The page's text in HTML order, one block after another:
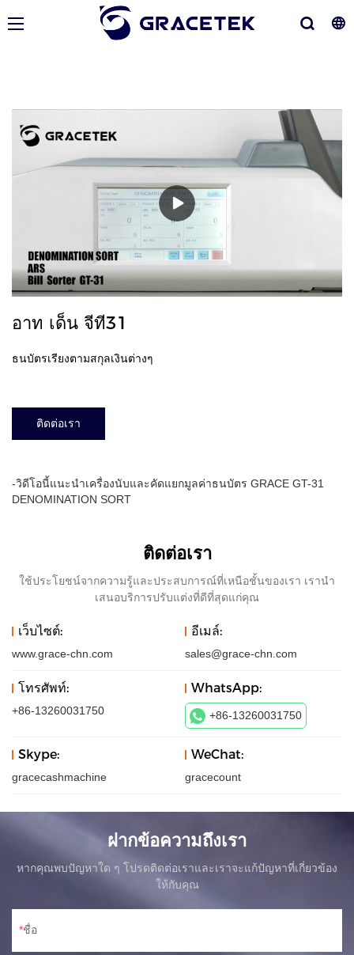
อาท เด็น จีที31
ธนบัตรเรียงตามสกุลเงินต่างๆ
ติดต่อเรา
-วิดีโอนี้แนะนำเครื่องนับและคัดแยกมูลค่าธนบัตร GRACE GT-31
DENOMINATION SORT
ติดต่อเรา
ใช้ประโยชน์จากความรู้และประสบการณ์ที่เหนือชั้นของเรา เรานำ
เสนอบริการปรับแต่งที่ดีที่สุดแก่คุณ
เว็บไซต์:
www.grace-chn.com
อีเมล์:
sales@grace-chn.com
โทรศัพท์:
+86-13260031750
WhatsApp:
+86-13260031750
Skype:
gracecashmachine
WeChat:
gracecount
ฝากข้อความถึงเรา
หากคุณพบปัญหาใด ๆ โปรดติดต่อเราและเราจะแก้ปัญหาที่เกี่ยวข้อง
ให้กับคุณ
ชื่อ